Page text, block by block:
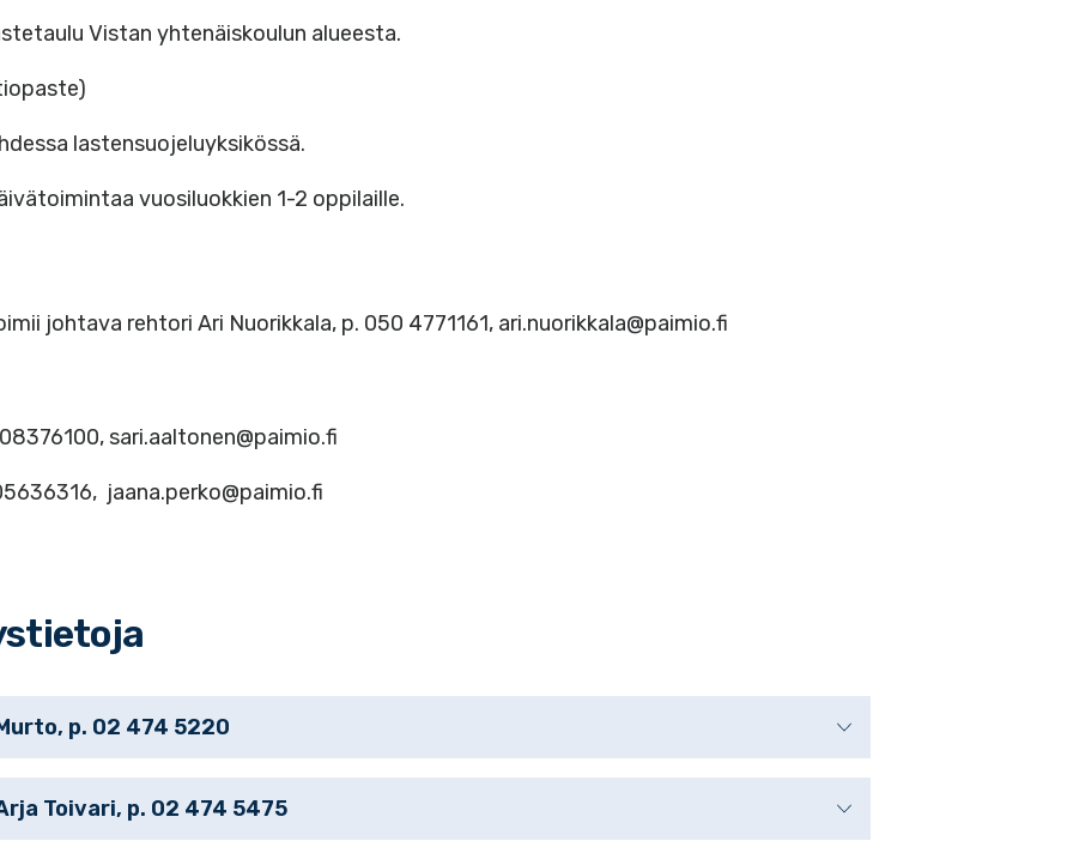
Vistan yhtenäiskoulun alueesta.
lastensuojeluyksikössä.
vuosiluokkien 1-2 oppilaille.
johtava rehtori Ari Nuorikkala, p. 050 4771161, ari.nuorikkala@paimio.fi
sari.aaltonen@paimio.fi
jaana.perko@paimio.fi
p. 02 474 5220
Toivari, p. 02 474 5475